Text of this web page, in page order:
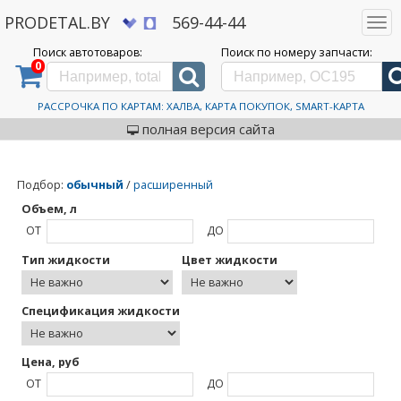
PRODETAL.BY 569-44-44
Поиск автотоваров:
0
Поиск по номеру запчасти:
РАССРОЧКА ПО КАРТАМ: ХАЛВА, КАРТА ПОКУПОК, SMART-КАРТА
полная версия сайта
Дискаунтер автозапчастей PRODETAL.BY > Каталог автотоваров > Fuchs
Fuchs
Подбор: обычный /расширенный
Объем, л
ОТ
ДО
Тип жидкости
Цвет жидкости
Спецификация жидкости
Цена, руб
ОТ
ДО